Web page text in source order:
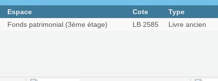
Espace Cote Type
Fonds patrimonial (3ème étage) LB 2585 Livre ancien